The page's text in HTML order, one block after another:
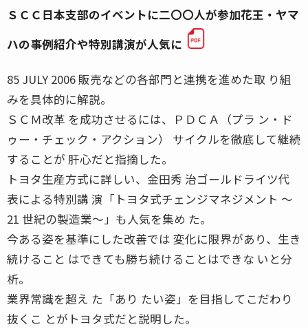
ＳＣＣ日本支部のイベントに二〇〇人が参加花王・ヤマ
ハの事例紹介や特別講演が人気に
85 JULY 2006 販売などの各部門と連携を進めた取 り組
みを具体的に解説。
ＳＣＭ改革 を成功させるには、ＰＤＣＡ（プラ ン・ド
ゥー・チェック・アクション） サイクルを徹底して継続
することが 肝心だと指摘した。
トヨタ生産方式に詳しい、金田秀 治ゴールドライツ代
表による特別講 演「トヨタ式チェンジマネジメント 〜
21 世紀の製造業〜」も人気を集め た。
今ある姿を基準にした改善では 変化に限界があり、生き
続けること はできても勝ち続けることはできな いと分
析。
業界常識を超え た「あり たい姿」を目指してこだわり
抜くこ とがトヨタ式だと説明した。